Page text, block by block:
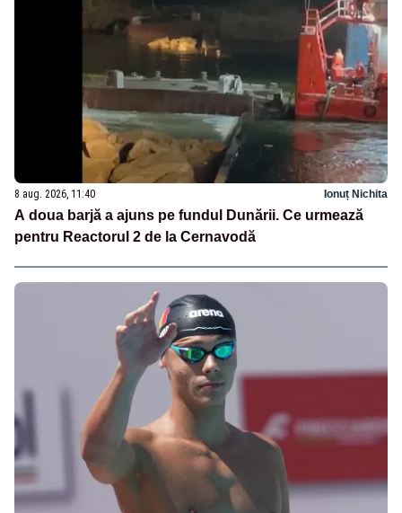
8 aug. 2026, 11:40 Ionuț Nichita
A doua barjă a ajuns pe fundul Dunării. Ce urmează
pentru Reactorul 2 de la Cernavodă